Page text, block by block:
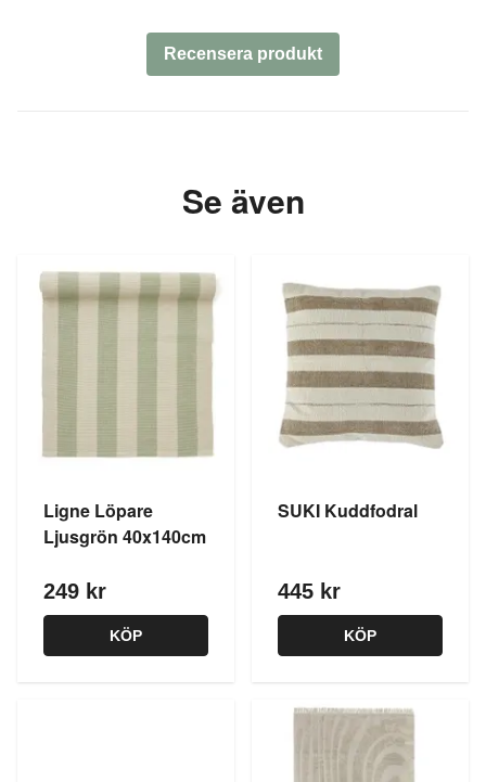
Recensera produkt
Se även
Ligne Löpare
Ljusgrön 40x140cm
249 kr
KÖP
SUKI Kuddfodral
445 kr
KÖP